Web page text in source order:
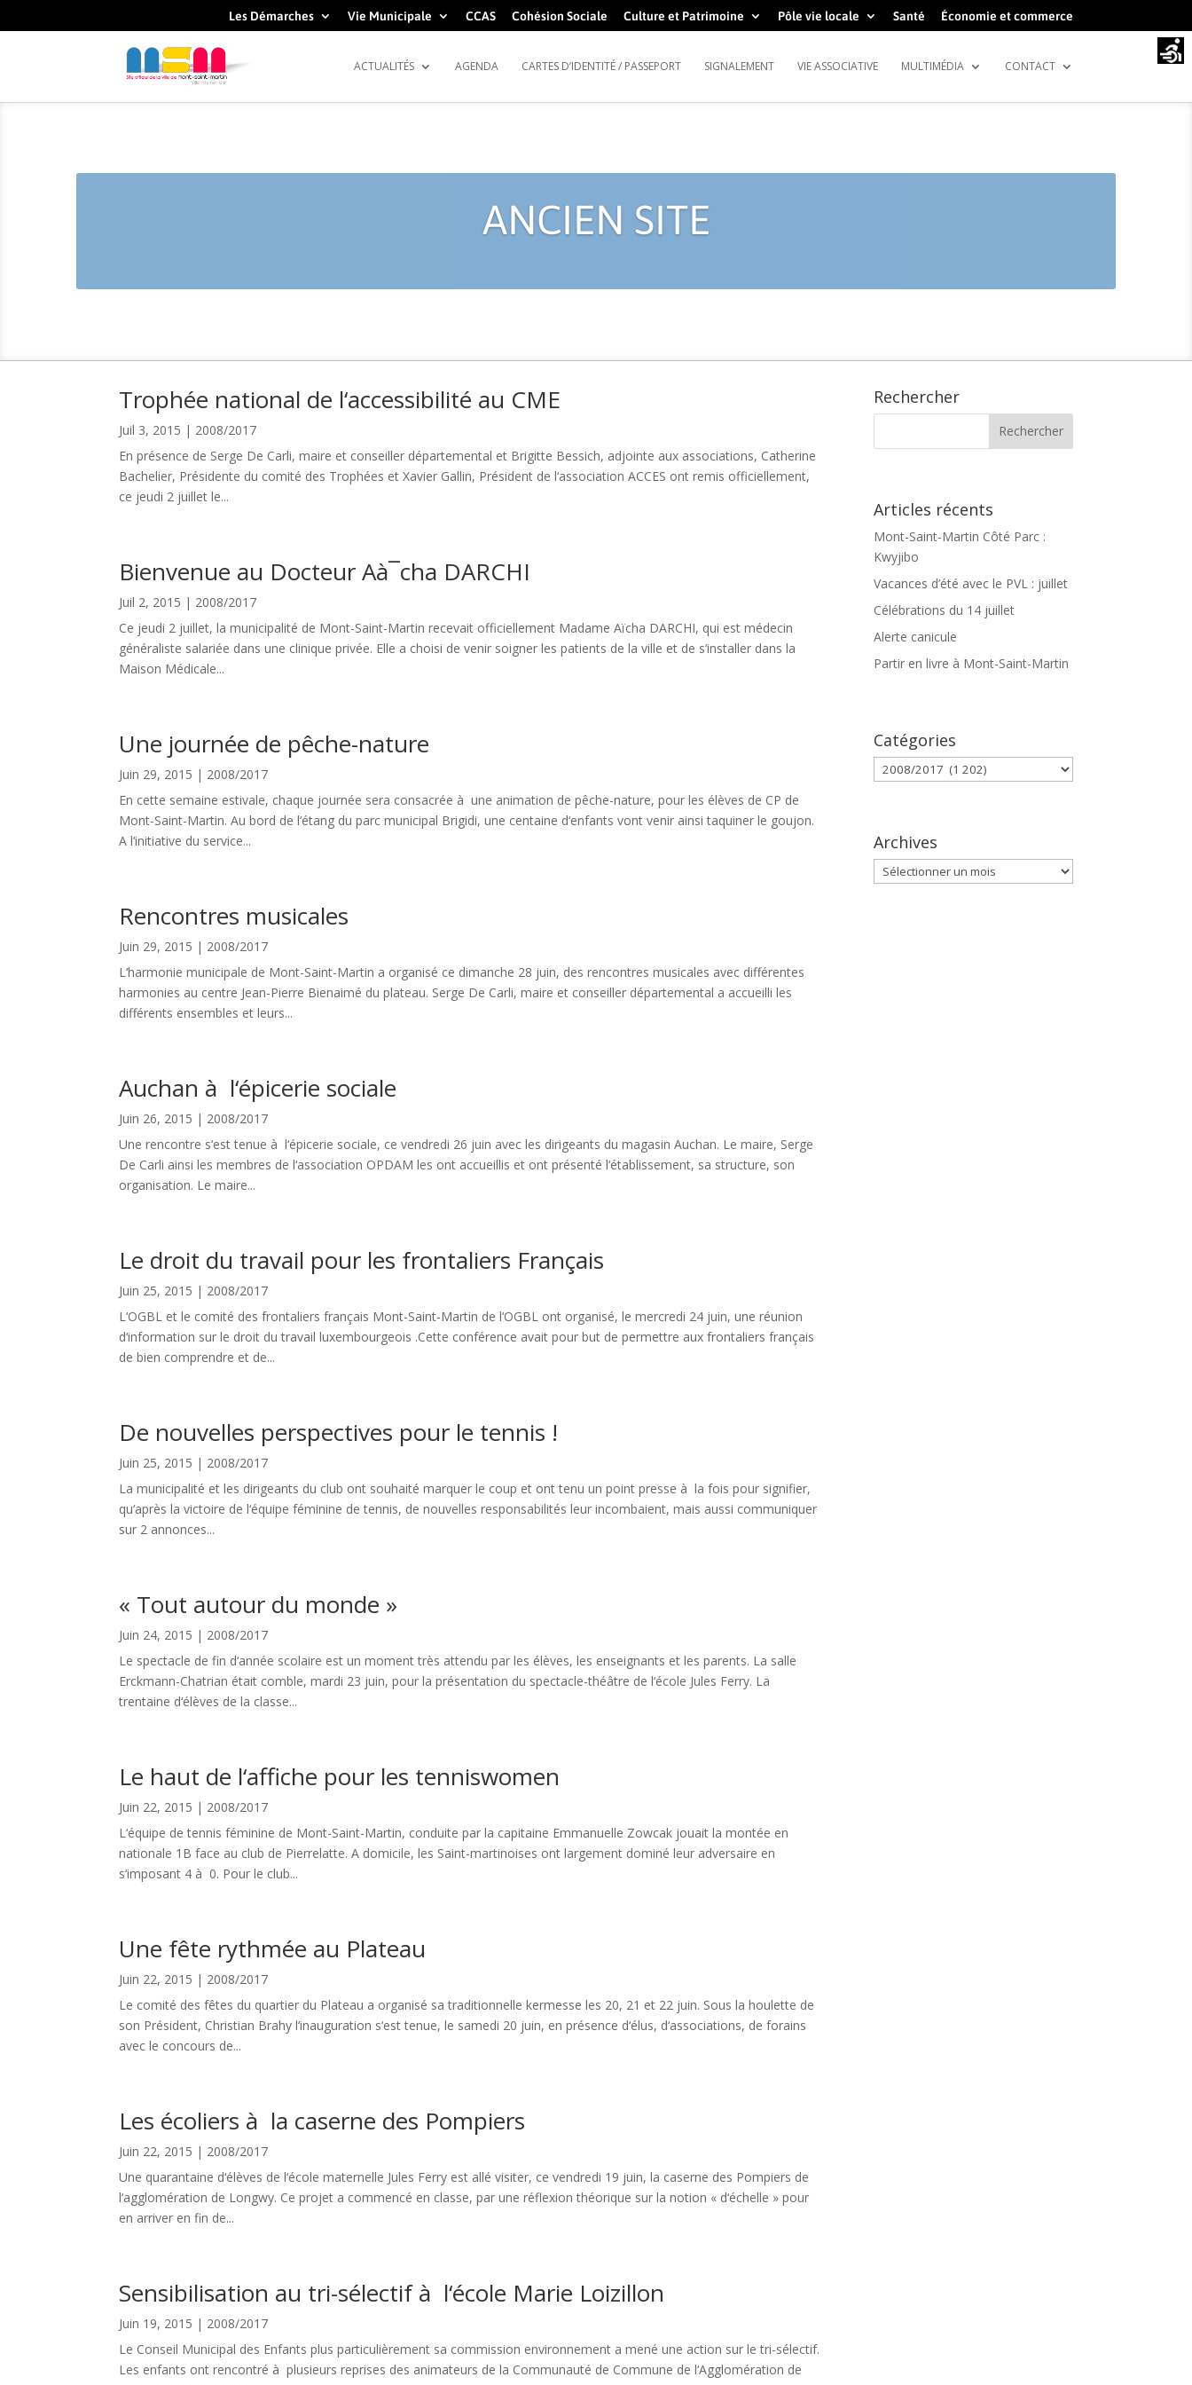
Les Démarches Vie Municipale CCAS Cohésion Sociale Culture et Patrimoine Pôle vie locale Santé Économie et commerce
ACTUALITÉS AGENDA CARTES D’IDENTITÉ / PASSEPORT SIGNALEMENT VIE ASSOCIATIVE MULTIMÉDIA CONTACT
ANCIEN SITE
Trophée national de l‘accessibilité au CME
Juil 3, 2015 | 2008/2017
En présence de Serge De Carli, maire et conseiller départemental et Brigitte Bessich, adjointe aux associations, Catherine
Bachelier, Présidente du comité des Trophées et Xavier Gallin, Président de l‘association ACCES ont remis officiellement,
ce jeudi 2 juillet le...
Bienvenue au Docteur Aà¯cha DARCHI
Juil 2, 2015 | 2008/2017
Ce jeudi 2 juillet, la municipalité de Mont-Saint-Martin recevait officiellement Madame Aïcha DARCHI, qui est médecin
généraliste salariée dans une clinique privée. Elle a choisi de venir soigner les patients de la ville et de s‘installer dans la
Maison Médicale...
Une journée de pêche-nature
Juin 29, 2015 | 2008/2017
En cette semaine estivale, chaque journée sera consacrée à une animation de pêche-nature, pour les élèves de CP de
Mont-Saint-Martin. Au bord de l‘étang du parc municipal Brigidi, une centaine d‘enfants vont venir ainsi taquiner le goujon.
A l‘initiative du service...
Rencontres musicales
Juin 29, 2015 | 2008/2017
L‘harmonie municipale de Mont-Saint-Martin a organisé ce dimanche 28 juin, des rencontres musicales avec différentes
harmonies au centre Jean-Pierre Bienaimé du plateau. Serge De Carli, maire et conseiller départemental a accueilli les
différents ensembles et leurs...
Auchan à l‘épicerie sociale
Juin 26, 2015 | 2008/2017
Une rencontre s‘est tenue à l‘épicerie sociale, ce vendredi 26 juin avec les dirigeants du magasin Auchan. Le maire, Serge
De Carli ainsi les membres de l‘association OPDAM les ont accueillis et ont présenté l‘établissement, sa structure, son
organisation. Le maire...
Le droit du travail pour les frontaliers Français
Juin 25, 2015 | 2008/2017
L‘OGBL et le comité des frontaliers français Mont-Saint-Martin de l‘OGBL ont organisé, le mercredi 24 juin, une réunion
d‘information sur le droit du travail luxembourgeois .Cette conférence avait pour but de permettre aux frontaliers français
de bien comprendre et de...
De nouvelles perspectives pour le tennis !
Juin 25, 2015 | 2008/2017
La municipalité et les dirigeants du club ont souhaité marquer le coup et ont tenu un point presse à la fois pour signifier,
qu‘après la victoire de l‘équipe féminine de tennis, de nouvelles responsabilités leur incombaient, mais aussi communiquer
sur 2 annonces...
« Tout autour du monde »
Juin 24, 2015 | 2008/2017
Le spectacle de fin d‘année scolaire est un moment très attendu par les élèves, les enseignants et les parents. La salle
Erckmann-Chatrian était comble, mardi 23 juin, pour la présentation du spectacle-théâtre de l‘école Jules Ferry. La
trentaine d‘élèves de la classe...
Le haut de l‘affiche pour les tenniswomen
Juin 22, 2015 | 2008/2017
L‘équipe de tennis féminine de Mont-Saint-Martin, conduite par la capitaine Emmanuelle Zowcak jouait la montée en
nationale 1B face au club de Pierrelatte. A domicile, les Saint-martinoises ont largement dominé leur adversaire en
s‘imposant 4 à 0. Pour le club...
Une fête rythmée au Plateau
Juin 22, 2015 | 2008/2017
Le comité des fêtes du quartier du Plateau a organisé sa traditionnelle kermesse les 20, 21 et 22 juin. Sous la houlette de
son Président, Christian Brahy l‘inauguration s‘est tenue, le samedi 20 juin, en présence d‘élus, d‘associations, de forains
avec le concours de...
Les écoliers à la caserne des Pompiers
Juin 22, 2015 | 2008/2017
Une quarantaine d‘élèves de l‘école maternelle Jules Ferry est allé visiter, ce vendredi 19 juin, la caserne des Pompiers de
l‘agglomération de Longwy. Ce projet a commencé en classe, par une réflexion théorique sur la notion « d‘échelle » pour
en arriver en fin de...
Sensibilisation au tri-sélectif à l‘école Marie Loizillon
Juin 19, 2015 | 2008/2017
Le Conseil Municipal des Enfants plus particulièrement sa commission environnement a mené une action sur le tri-sélectif.
Les enfants ont rencontré à plusieurs reprises des animateurs de la Communauté de Commune de l‘Agglomération de
Rechercher
Articles récents
Mont-Saint-Martin Côté Parc :
Kwyjibo
Vacances d’été avec le PVL : juillet
Célébrations du 14 juillet
Alerte canicule
Partir en livre à Mont-Saint-Martin
Catégories
Catégories
Archives
Archives